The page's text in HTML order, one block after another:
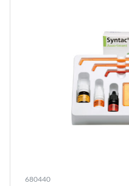
680440